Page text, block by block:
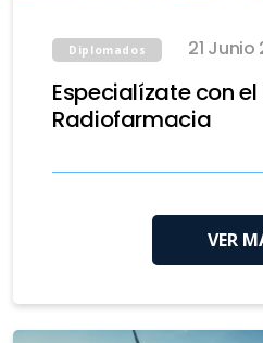
Diplomados 21 Junio
Especialízate con
Radiofarmacia
VER